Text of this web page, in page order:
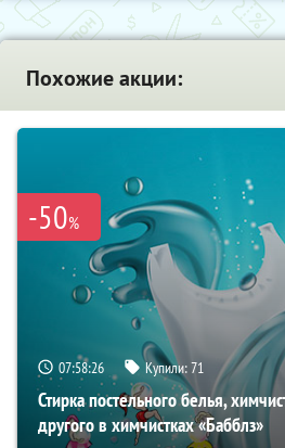
Похожие акции:
-50%
07:58:25 Купили:71
Стирка постельного белья,
другого в химчистках «Бабблз»